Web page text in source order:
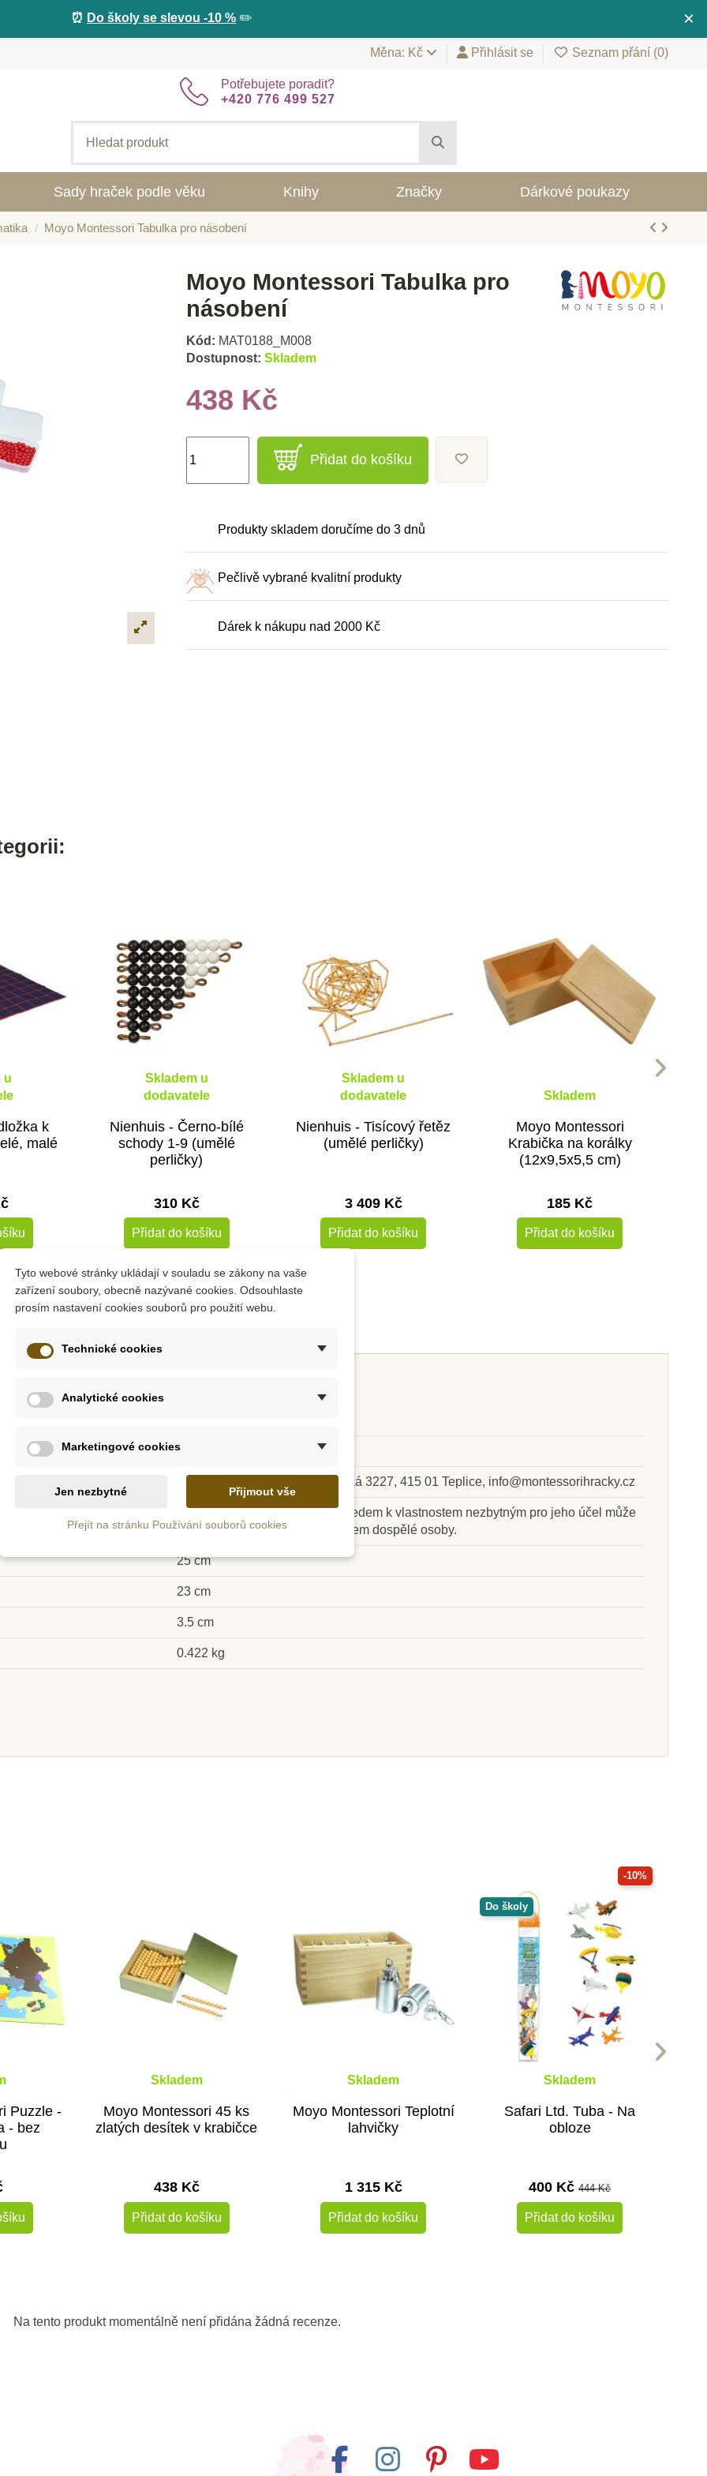
×
⏰ Do školy se slevou -10 % ✏️
Měna: Kč Přihlásit se Seznam přání (0)
Potřebujete poradit?
+420 776 499 527
Sady hraček podle věku Knihy Značky Dárkové poukazy
Moyo Montessori Tabulka pro násobení
Moyo Montessori Tabulka pro
násobení
Kód: MAT0188_M008
Dostupnost: Skladem
438 Kč
Přidat do košíku
Produkty skladem doručíme do 3 dnů
Pečlivě vybrané kvalitní produkty
Dárek k nákupu nad 2000 Kč
u
k
malé
Skladem u
dodavatele
Nienhuis - Černo-bílé
schody 1-9 (umělé
perličky)
310 Kč
Přidat do košíku
Skladem u
dodavatele
Nienhuis - Tisícový řetěz
(umělé perličky)
3 409 Kč
Přidat do košíku
Skladem
Moyo Montessori
Krabička na korálky
(12x9,5x5,5 cm)
185 Kč
Přidat do košíku
Skladem u
Nienhuis - Podstavec na
2 155 Kč
Přidat do košíku
Skladem u
dodavatele
Nienhuis - Kartičky ke
sčítání
Skladem u
Nienhuis - Tisícový řetěz
Dřevo
Montessori hračky, s.r.o., Pražská 3227, 415 01 Teplice, info@montessorihracky.cz
Toto je vzdělávací produkt, vzhledem k vlastnostem nezbytným pro jeho účel může
být používán pouze pod dohledem dospělé osoby.
25 cm
23 cm
3.5 cm
0.422 kg
Puzzle -
- bez
Skladem
Moyo Montessori 45 ks
zlatých desítek v krabičce
438 Kč
Přidat do košíku
Skladem
Moyo Montessori Teplotní
lahvičky
1 315 Kč
Přidat do košíku
-10%
Do školy
Skladem
Safari Ltd. Tuba - Na
obloze
400 Kč444 Kč
Přidat do košíku
Na tento produkt momentálně není přidána žádná recenze.
Tyto webové stránky ukládají v souladu se zákony na vaše
zařízení soubory, obecně nazývané cookies. Odsouhlaste
prosím nastavení cookies souborů pro použití webu.
Technické cookies
Analytické cookies
Marketingové cookies
Jen nezbytné Přijmout vše
Přejít na stránku Používání souborů cookies